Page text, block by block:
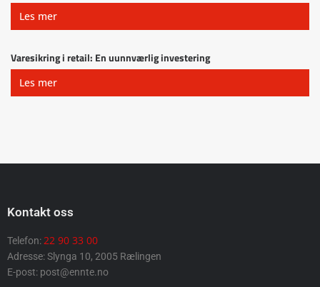
Les mer
Varesikring i retail: En uunnværlig investering
Les mer
Kontakt oss
Telefon:22 90 33 00
Adresse: Slynga 10, 2005 Rælingen
E-post: post@ennte.no